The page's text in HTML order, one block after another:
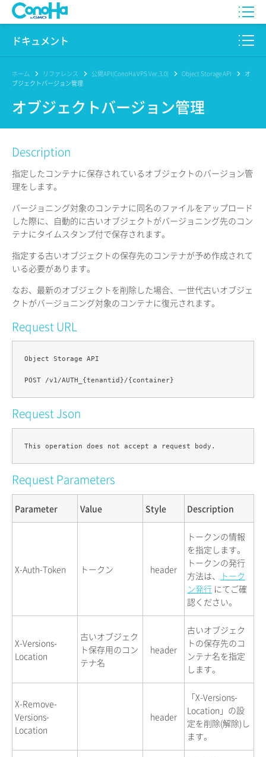
WING
Pencil
サービス一覧
サポート
ログイン
ドキュメント
このサイトについて
プロダクト
リファレンス
リリースノート
ホーム リファレンス 公開API(ConoHa VPS Ver.3.0) Object Storage API
オ
ブジェクトバージョン管理
オブジェクトバージョン管理
Description
指定したコンテナに保存されているオブジェクトのバージョン管
理をします。
バージョニング対象のコンテナに同名のファイルをアップロード
した際に、自動的に古いオブジェクトがバージョニング先のコン
テナにタイムスタンプ付で保存されます。
指定する古いオブジェクトの保存先のコンテナが予め作成されて
いる必要があります。
なお、最新のオブジェクトを削除した場合、一世代古いオブジェ
クトがバージョニング対象のコンテナに復元されます。
Request URL
Object Storage API
Request Json
Request Parameters
Parameter Value Style Description
X-Auth-Token トークン header
トークンの情報
を指定します。
トークンの発行
方法は、
トーク
ン発行 にてご確
認ください。
X-Versions-
Location
古いオブジェク
ト保存用のコン
テナ名
header
古いオブジェク
トの保存先のコ
ンテナ名を指定
します。
X-Remove-
Versions-
Location
header
「X-Versions-
Location」の設
定を削除(解除)し
ます。